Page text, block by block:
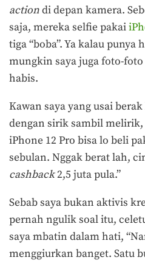
actiondi depan kamera.
saja, mereka selfie pakai
tiga “boba”. Ya kalau punya
mungkin saya juga foto-
habis.
Kawan saya yang usai
dengan sirik sambil melirik,
iPhone 12 Pro bisa lo beli
sebulan. Nggak berat lah,
cashback2,5 juta pula.”
Sebab saya bukan aktivis
pernah ngulik soal itu,
saya mbatin dalam hati,
menggiurkan banget. Satu